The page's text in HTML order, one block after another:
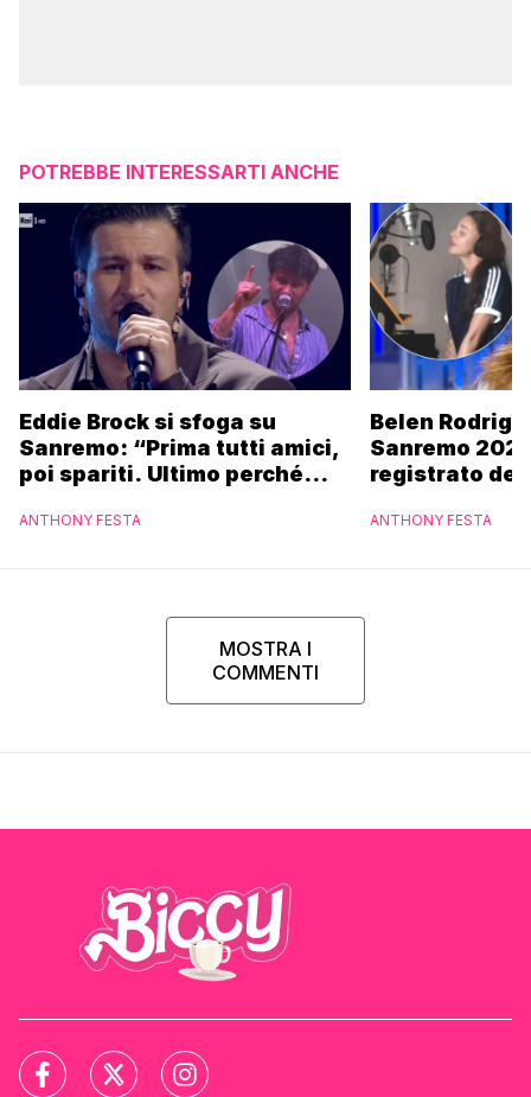
POTREBBE INTERESSARTI ANCHE
Eddie Brock si sfoga su
Sanremo: “Prima tutti amici,
poi spariti. Ultimo perché
marchette”
ANTHONY FESTA
Belen
Sanremo
registrato dei
ANTHONY FESTA
MOSTRA I
COMMENTI